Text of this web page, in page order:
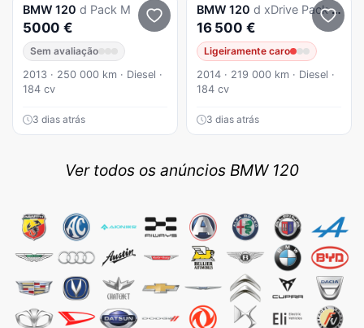
BMW 120 d Pack M
5000 €
Sem avaliação
2013 · 250 000 km · Diesel ·
184 cv
3 dias atrás
BMW 120 d xDrive Pack M
16 500 €
Ligeiramente caro
2014 · 219 000 km · Diesel ·
184 cv
3 dias atrás
Ver todos os anúncios BMW 120